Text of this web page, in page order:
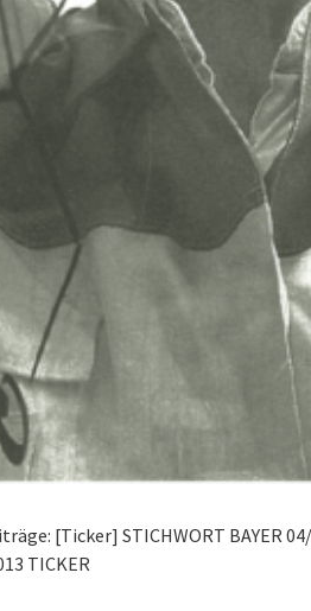
[Ticker] STICHWORT BAYER
TICKER